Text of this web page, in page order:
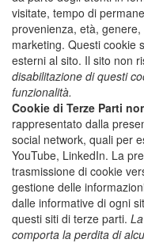
visitate, tempo di
provenienza, età,
marketing. Questi cookie
esterni al sito. Il sito non
disabilitazione di questi
funzionalità.
Cookie di Terze Parti
rappresentato dalla
social network, quali per
YouTube, LinkedIn. La
trasmissione di cookie
gestione delle
dalle informative di ogni
questi siti di terze parti.
comporta la perdita di